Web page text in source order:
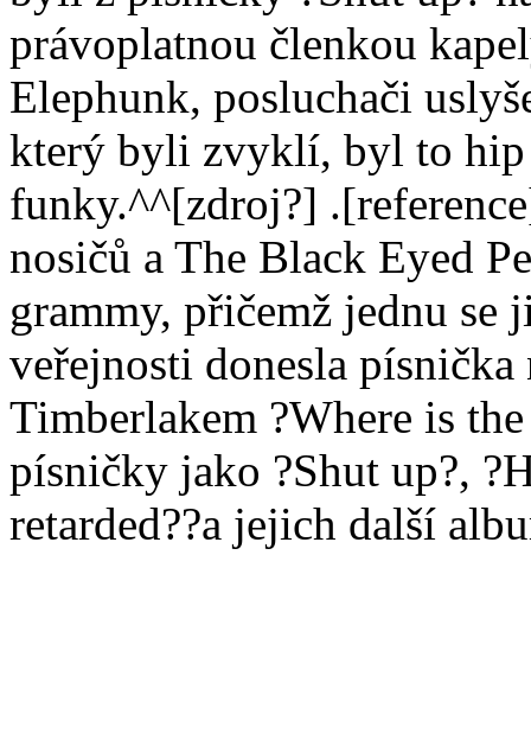
právoplatnou členkou
Elephunk, posluchači
který byli zvyklí, byl to hip
funky.^^[zdroj?]
nosičů a The Black Eyed
grammy, přičemž jednu se
veřejnosti donesla písnička
Timberlakem ?Where is
písničky jako ?Shut up?,
retarded??a jejich další